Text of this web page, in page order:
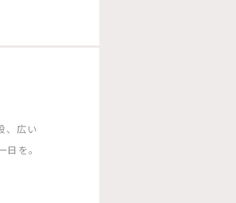
、広い
を。